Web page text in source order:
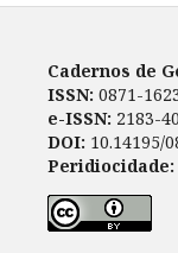
Cadernos de
ISSN: 0871-
e-ISSN: 2183-
DOI: 10.14195/
Peridiocidade: